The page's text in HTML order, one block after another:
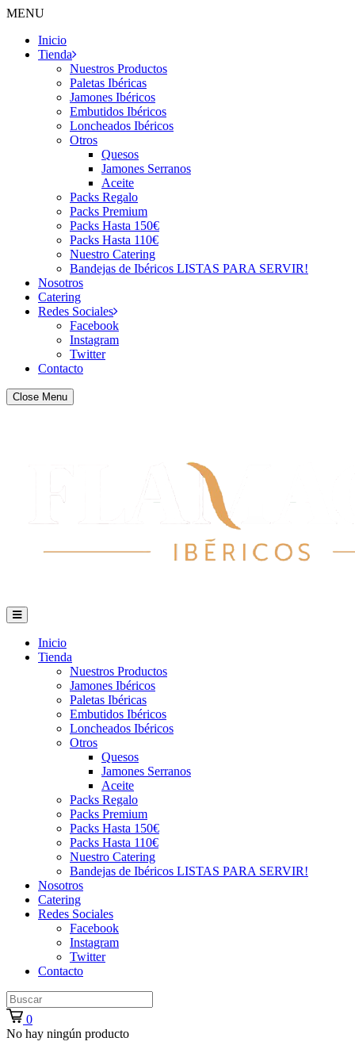
MENU
Inicio
Tienda
Nuestros Productos
Paletas Ibéricas
Jamones Ibéricos
Embutidos Ibéricos
Loncheados Ibéricos
Otros
Quesos
Jamones Serranos
Aceite
Packs Regalo
Packs Premium
Packs Hasta 150€
Packs Hasta 110€
Nuestro Catering
Bandejas de Ibéricos LISTAS PARA SERVIR!
Nosotros
Catering
Redes Sociales
Facebook
Instagram
Twitter
Contacto
Close Menu
Inicio
Tienda
Nuestros Productos
Jamones Ibéricos
Paletas Ibéricas
Embutidos Ibéricos
Loncheados Ibéricos
Otros
Quesos
Jamones Serranos
Aceite
Packs Regalo
Packs Premium
Packs Hasta 150€
Packs Hasta 110€
Nuestro Catering
Bandejas de Ibéricos LISTAS PARA SERVIR!
Nosotros
Catering
Redes Sociales
Facebook
Instagram
Twitter
Contacto
0
No hay ningún producto